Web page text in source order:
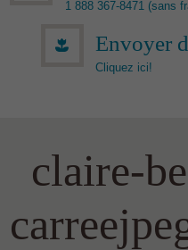
1 888 367-8471 (sans
Envoyer
Cliquez ici!
claire-